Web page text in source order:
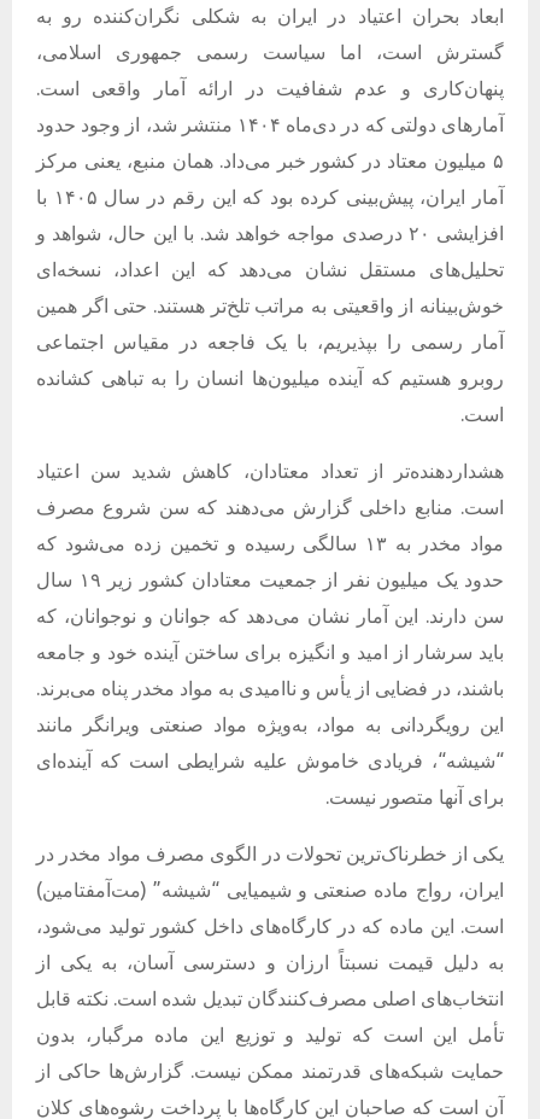
ابعاد بحران اعتیاد در ایران به شکلی نگران‌کننده رو به
گسترش است، اما سیاست رسمی جمهوری اسلامی،
پنهان‌کاری و عدم شفافیت در ارائه آمار واقعی است.
آمارهای دولتی که در دی‌ماه ۱۴۰۴ منتشر شد، از وجود حدود
۵ میلیون معتاد در کشور خبر می‌داد
.همان منبع، یعنی مرکز
آمار ایران، پیش‌بینی کرده بود که این رقم در سال ۱۴۰۵ با
افزایشی ۲۰ درصدی مواجه خواهد شد
. با این حال، شواهد و
تحلیل‌های مستقل نشان می‌دهد که این اعداد، نسخه‌ای
خوش‌بینانه از واقعیتی به مراتب تلخ‌تر هستند. حتی اگر همین
آمار رسمی را بپذیریم، با یک فاجعه در مقیاس اجتماعی
روبرو هستیم که آینده میلیون‌ها انسان را به تباهی کشانده
است.
هشداردهنده‌تر از تعداد معتادان، کاهش شدید سن اعتیاد
است. منابع داخلی گزارش می‌دهند که سن شروع مصرف
مواد مخدر به ۱۳ سالگی رسیده و تخمین زده می‌شود که
حدود یک میلیون نفر از جمعیت معتادان کشور زیر ۱۹ سال
سن دارند. این آمار نشان می‌دهد که جوانان و نوجوانان، که
باید سرشار از امید و انگیزه برای ساختن آینده خود و جامعه
باشند، در فضایی از یأس و ناامیدی به مواد مخدر پناه می‌برند.
این رویگردانی به مواد، به‌ویژه مواد صنعتی ویرانگر مانند
“شیشه“، فریادی خاموش علیه شرایطی است که آینده‌ای
برای آنها متصور نیست.
یکی از خطرناک‌ترین تحولات در الگوی مصرف مواد مخدر در
ایران، رواج ماده صنعتی و شیمیایی “شیشه” (مت‌آمفتامین)
است. این ماده که در کارگاه‌های داخل کشور تولید می‌شود،
به دلیل قیمت نسبتاً ارزان و دسترسی آسان، به یکی از
انتخاب‌های اصلی مصرف‌کنندگان تبدیل شده است. نکته قابل
تأمل این است که تولید و توزیع این ماده مرگبار، بدون
حمایت شبکه‌های قدرتمند ممکن نیست.گزارش‌ها حاکی از
آن است که صاحبان این کارگاه‌ها با پرداخت رشوه‌های کلان